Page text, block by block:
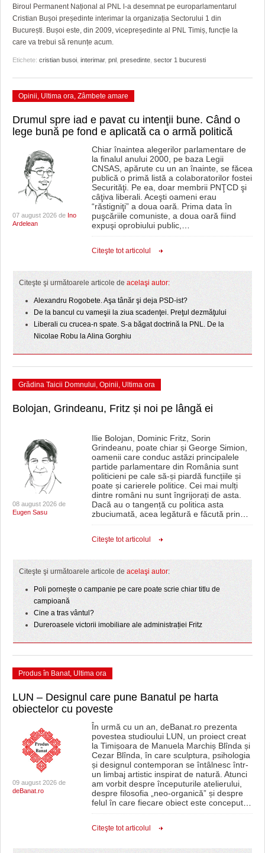
GRĂDINA TAICII DOMNULUI
ZIARISTU’ DE TERASĂ
PE SURSE
CRONICĂ DE FILM
UNDE MERGEM
JOCURI ONLINE
ACCIDENTE
ANUNŢURI
INVATAMANT
JUSTITIE
FILME DOCUMENTARE
CLIPURI VIDEO
JOCURI ONLINE
HARTA TIMIŞOAREI
PRIMĂRIILE DIN TIMIŞ
SFATURI JURIDICE
Biroul Permanent Național al PNL l-a desemnat pe europarlamentarul
Cristian Bușoi președinte interimar la organizația Sectorului 1 din
București. Bușoi este, din 2009, vicepreședinte al PNL Timiș, funcție la
care va trebui să renunțe acum.
Etichete: cristian busoi interimar, pnl presedinte sector 1 bucuresti
Opinii Ultima ora Zâmbete amare
Drumul spre iad e pavat cu intenţii bune. Când o
lege bună pe fond e aplicată ca o armă politică
07 august 2026 de Ino
Ardelean
Chiar înaintea alegerilor parlamentare de
la finalul anului 2000, pe baza Legii
CNSAS, apărute cu un an înainte, se făcea
publică o primă listă a colaboratorilor fostei
Securităţi. Pe ea, doar membrii PNŢCD şi
câţiva liberali. Aceşti oameni erau
“răstigniţi” a doua oară. Prima data în
puşcăriile comuniste, a doua oară fiind
expuşi oprobiului public,
Citeşte tot articolul
Citeşte şi următoarele articole de acelaşi autor:
Alexandru Rogobete. Aşa tânăr şi deja PSD-ist?
De la bancul cu vameşii la ziua scadenţei. Preţul dezmăţului
Liberali cu crucea-n spate. S-a băgat doctrină la PNL. De la
Nicolae Robu la Alina Gorghiu
Grădina Taicii Domnului Opinii Ultima ora
Bolojan, Grindeanu, Fritz și noi pe lângă ei
08 august 2026 de
Eugen Sasu
Ilie Bolojan, Dominic Fritz, Sorin
Grindeanu, poate chiar și George Simion,
oamenii care conduc astăzi principalele
partide parlamentare din România sunt
politicieni pe cale să-și piardă funcțiile și
poate și carierele politice. Cei mai mulți
dintre români nu sunt îngrijorați de asta.
Dacă au o tangență cu politica asta
zbuciumată, acea legătură e făcută prin
Citeşte tot articolul
Citeşte şi următoarele articole de acelaşi autor:
Poli pornește o campanie pe care poate scrie chiar titlu de
campioană
Cine a tras vântul?
Dureroasele victorii imobiliare ale administrației Fritz
Produs în Banat, Ultima ora
LUN – Designul care pune Banatul pe harta
obiectelor cu poveste
09 august 2026 de
deBanat.ro
În urmă cu un an, deBanat.ro prezenta
povestea studioului LUN, un proiect creat
la Timișoara de Manuela Marchiș Blînda și
Cezar Blînda, în care sculptura, psihologia
și designul contemporan se întâlnesc într-
un limbaj artistic inspirat de natură. Atunci
am vorbit despre începuturile atelierului,
despre filosofia „neo-organică” și despre
felul în care fiecare obiect este conceput…
Citeşte tot articolul